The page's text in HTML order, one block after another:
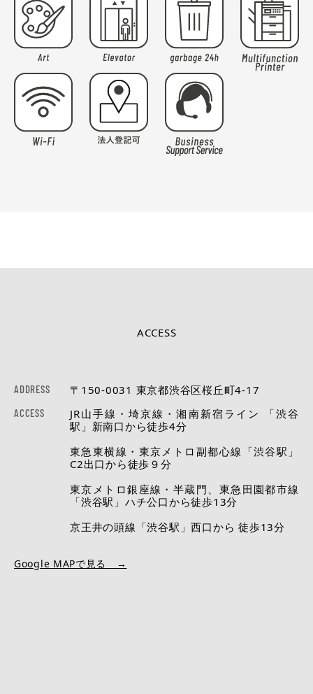
ACCESS
ADDRESS 〒150-0031 東京都渋谷区桜丘町4-17
ACCESS
JR山手線・埼京線・湘南新宿ライン 「渋谷
駅」新南口から徒歩4分
東急東横線・東京メトロ副都心線「渋谷駅」
C2出口から徒歩９分
東京メトロ銀座線・半蔵門、東急田園都市線
「渋谷駅」ハチ公口から徒歩13分
京王井の頭線「渋谷駅」西口から 徒歩13分
Google MAPで見る →